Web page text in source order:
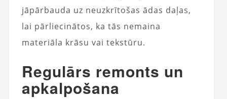
jāpārbauda uz neuzkrītošas ​​ādas daļas,
lai pārliecinātos, ka tās nemaina
materiāla krāsu vai tekstūru.
Regulārs remonts un
apkalpošana